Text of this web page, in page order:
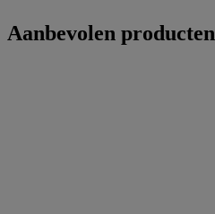
Aanbevolen producten